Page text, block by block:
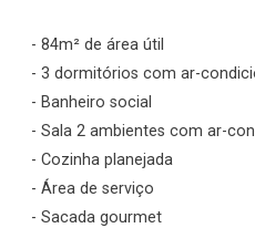
- 84m² de área útil
- 3 dormitórios com ar-
- Banheiro social
- Sala 2 ambientes com ar-
- Cozinha planejada
- Área de serviço
- Sacada gourmet